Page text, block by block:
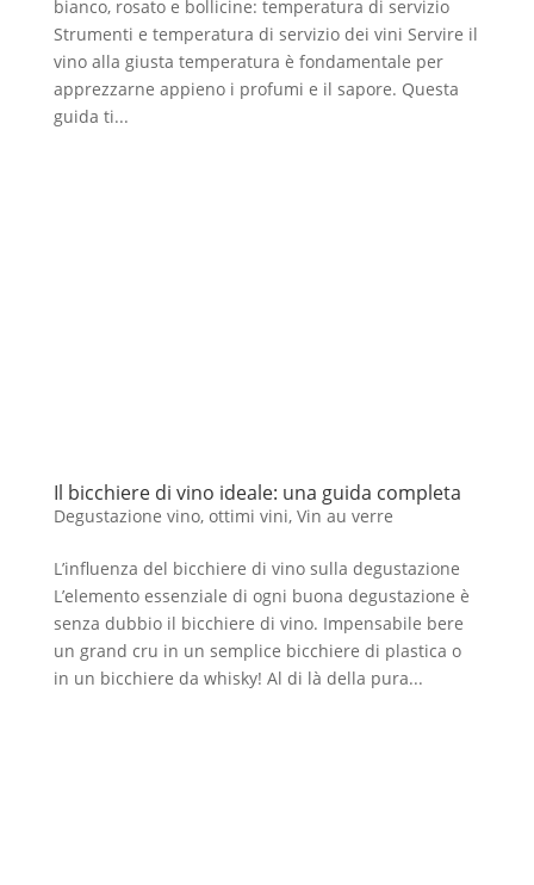
bianco, rosato e bollicine: temperatura di servizio
Strumenti e temperatura di servizio dei vini Servire il
vino alla giusta temperatura è fondamentale per
apprezzarne appieno i profumi e il sapore. Questa
guida ti...
Il bicchiere di vino ideale: una guida completa
Degustazione vino, ottimi vini, Vin au verre
L’influenza del bicchiere di vino sulla degustazione
L’elemento essenziale di ogni buona degustazione è
senza dubbio il bicchiere di vino. Impensabile bere
un grand cru in un semplice bicchiere di plastica o
in un bicchiere da whisky! Al di là della pura...